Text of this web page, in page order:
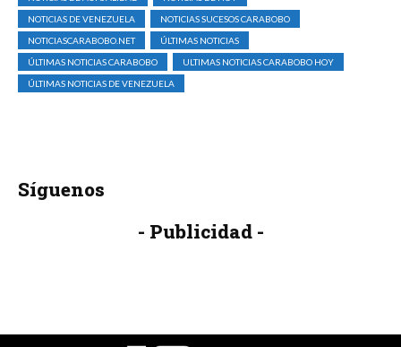
NOTICIAS DE VENEZUELA
NOTICIAS SUCESOS CARABOBO
NOTICIASCARABOBO.NET
ÚLTIMAS NOTICIAS
ÚLTIMAS NOTICIAS CARABOBO
ULTIMAS NOTICIAS CARABOBO HOY
ÚLTIMAS NOTICIAS DE VENEZUELA
Síguenos
- Publicidad -